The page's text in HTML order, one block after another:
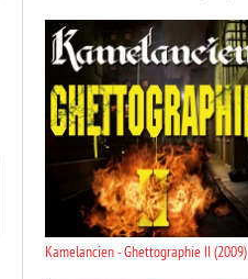
Kamelancien - Ghettographie II (2009)